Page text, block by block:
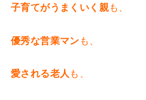
子育てがうまくいく親も、
優秀な営業マン も、
愛される老人 も、